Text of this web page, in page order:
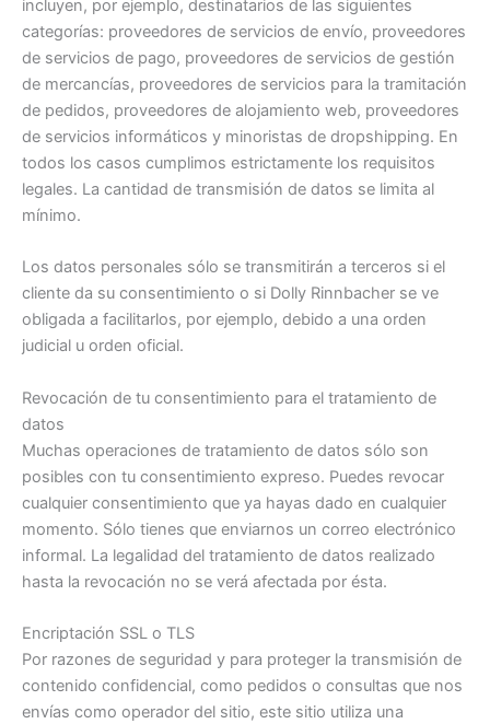
incluyen, por ejemplo, destinatarios de las siguientes
categorías: proveedores de servicios de envío, proveedores
de servicios de pago, proveedores de servicios de gestión
de mercancías, proveedores de servicios para la tramitación
de pedidos, proveedores de alojamiento web, proveedores
de servicios informáticos y minoristas de dropshipping. En
todos los casos cumplimos estrictamente los requisitos
legales. La cantidad de transmisión de datos se limita al
mínimo.
Los datos personales sólo se transmitirán a terceros si el
cliente da su consentimiento o si Dolly Rinnbacher se ve
obligada a facilitarlos, por ejemplo, debido a una orden
judicial u orden oficial.
Revocación de tu consentimiento para el tratamiento de
datos
Muchas operaciones de tratamiento de datos sólo son
posibles con tu consentimiento expreso. Puedes revocar
cualquier consentimiento que ya hayas dado en cualquier
momento. Sólo tienes que enviarnos un correo electrónico
informal. La legalidad del tratamiento de datos realizado
hasta la revocación no se verá afectada por ésta.
Encriptación SSL o TLS
Por razones de seguridad y para proteger la transmisión de
contenido confidencial, como pedidos o consultas que nos
envías como operador del sitio, este sitio utiliza una